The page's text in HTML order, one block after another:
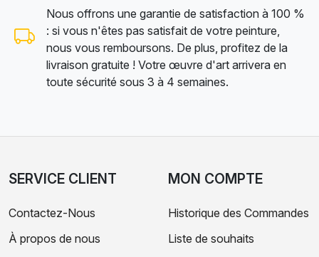
Nous offrons une garantie de satisfaction à 100 %
: si vous n'êtes pas satisfait de votre peinture,
nous vous remboursons. De plus, profitez de la
livraison gratuite ! Votre œuvre d'art arrivera en
toute sécurité sous 3 à 4 semaines.
SERVICE CLIENT
Contactez-Nous
À propos de nous
MON COMPTE
Historique des Commandes
Liste de souhaits